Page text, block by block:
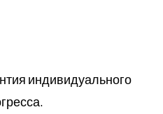
индивидуального